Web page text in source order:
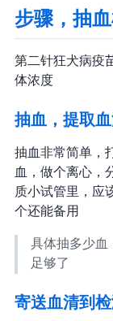
步骤3，抽
第二针狂犬病疫
体浓度
抽血，提取
抽血非常简单，
血，做个离心，
质小试管里，应
个还能备用
具体抽多少血
足够了
寄送血清到